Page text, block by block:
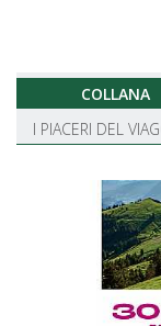
COLLANA
I PIACERI DEL